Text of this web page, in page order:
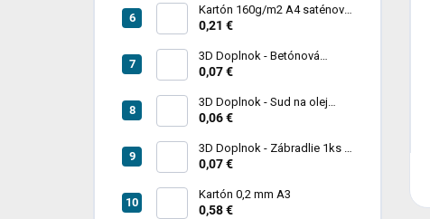
Kartón 160g/m2 A4 saténový
biely povrch
0,21 €
3D Doplnok - Betónová
zábrana 1ks
0,07 €
3D Doplnok - Sud na olej
kovový 250L - 1ks
0,06 €
3D Doplnok - Zábradlie 1ks +
stojan 2ks
0,07 €
Kartón 0,2 mm A3
0,58 €